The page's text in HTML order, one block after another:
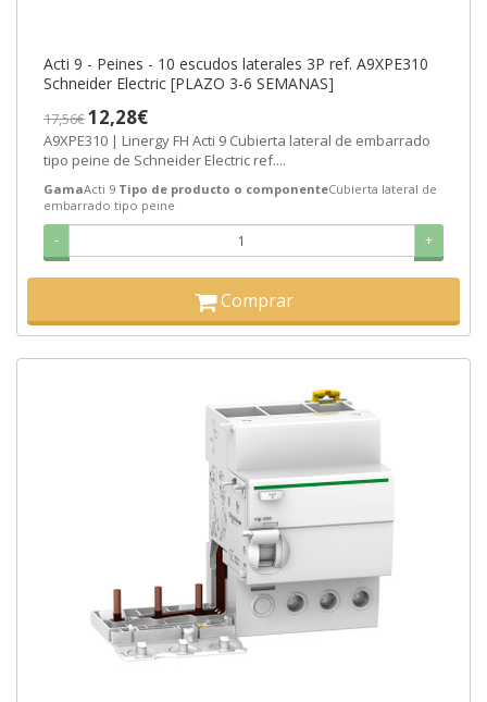
Acti 9 - Peines - 10 escudos laterales 3P ref. A9XPE310
Schneider Electric [PLAZO 3-6 SEMANAS]
17,56€12,28€
A9XPE310 | Linergy FH Acti 9 Cubierta lateral de embarrado
tipo peine de Schneider Electric ref....
GamaActi 9 Tipo de producto o componenteCubierta lateral de
embarrado tipo peine
- +
Comprar